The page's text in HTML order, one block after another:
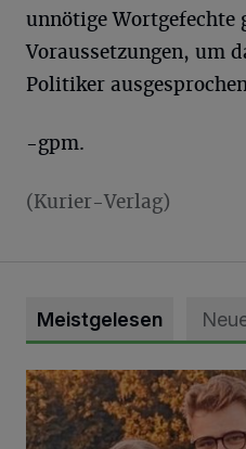
unnötige Wortgefechte
Voraussetzungen, um
Politiker
-gpm.
(Kurier-Verlag)
Meistgelesen
Mit Herzblut die